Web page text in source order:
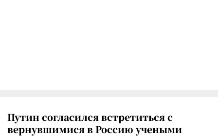
Путин согласился встретиться с
вернувшимися в Россию учеными